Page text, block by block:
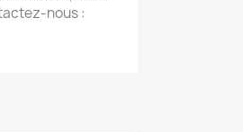
nous :